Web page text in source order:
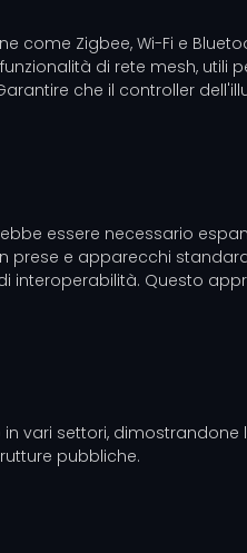
Zigbee, Wi-Fi e
di rete mesh, utili
che il controller
essere necessario
e apparecchi
interoperabilità. Questo
vari settori, dimostrandone
pubbliche.